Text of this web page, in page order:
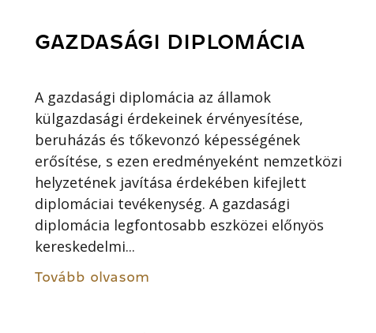
GAZDASÁGI DIPLOMÁCIA
A gazdasági diplomácia az államok
külgazdasági érdekeinek érvényesítése,
beruházás és tőkevonzó képességének
erősítése, s ezen eredményeként nemzetközi
helyzetének javítása érdekében kifejlett
diplomáciai tevékenység. A gazdasági
diplomácia legfontosabb eszközei előnyös
kereskedelmi...
Tovább olvasom